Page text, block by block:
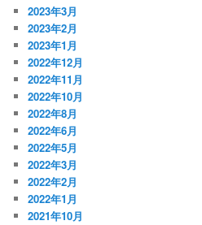
2023年3月
2023年2月
2023年1月
2022年12月
2022年11月
2022年10月
2022年8月
2022年6月
2022年5月
2022年3月
2022年2月
2022年1月
2021年10月